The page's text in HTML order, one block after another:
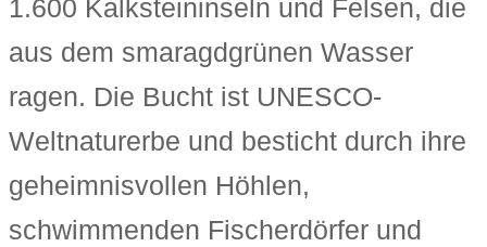
1.600 Kalksteininseln und Felsen, die
aus dem smaragdgrünen Wasser
ragen. Die Bucht ist UNESCO-
Weltnaturerbe und besticht durch ihre
geheimnisvollen Höhlen,
schwimmenden Fischerdörfer und